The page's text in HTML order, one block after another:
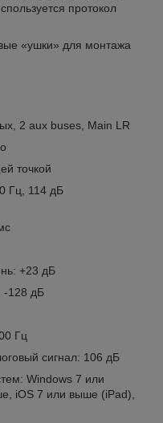
протокол
«ушки» для монтажа
2 aux buses, Main LR
точкой
Гц, 114 дБ
+23 дБ
-128 дБ
Гц
сигнал: 106 дБ
Windows 7 или
iOS 7 или выше (iPad),